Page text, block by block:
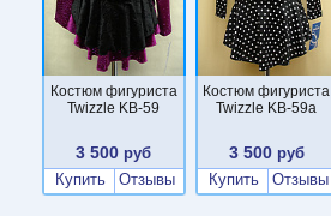
Костюм фигуриста
Twizzle KB-59
3 500 руб
Купить
Отзывы
Костюм фигуриста
Twizzle KB-59a
3 500 руб
Купить
Отзывы